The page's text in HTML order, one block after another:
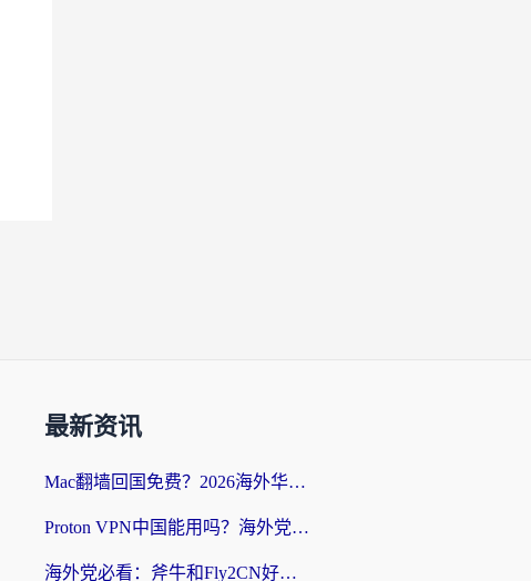
最新资讯
Mac翻墙回国免费？2026海外华人亲测：从CCTV5直播到国内APP，这样选加速器才靠谱
Proton VPN中国能用吗？海外党选回国加速器的避坑指南（附番茄加速器实测）
海外党必看：斧牛和Fly2CN好用吗？3招教你选对回国加速器（附免费试用攻略）